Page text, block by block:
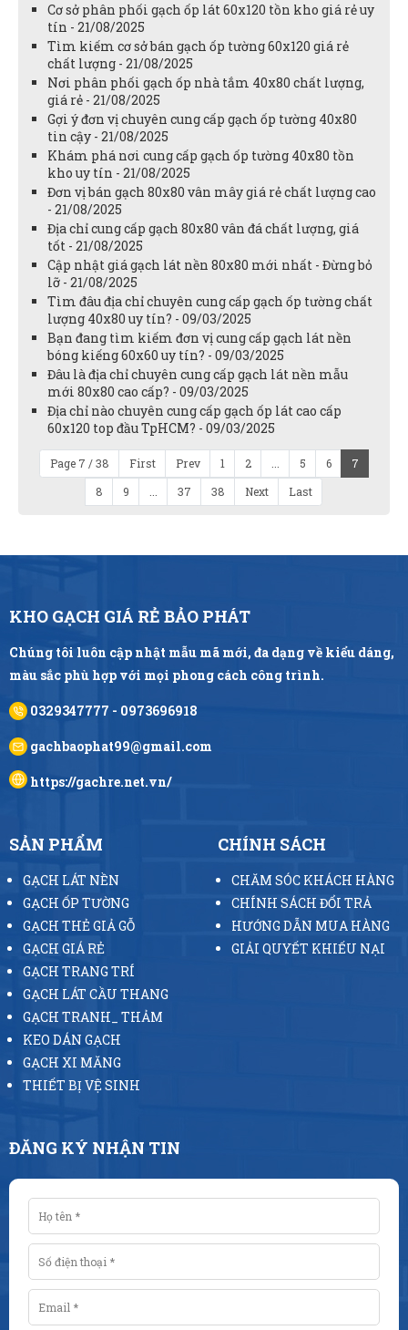
Cơ sở phân phối gạch ốp lát 60x120 tồn kho giá rẻ uy
tín - 21/08/2025
Tìm kiếm cơ sở bán gạch ốp tường 60x120 giá rẻ
chất lượng - 21/08/2025
Nơi phân phối gạch ốp nhà tắm 40x80 chất lượng,
giá rẻ - 21/08/2025
Gợi ý đơn vị chuyên cung cấp gạch ốp tường 40x80
tin cậy - 21/08/2025
Khám phá nơi cung cấp gạch ốp tường 40x80 tồn
kho uy tín - 21/08/2025
Đơn vị bán gạch 80x80 vân mây giá rẻ chất lượng cao
- 21/08/2025
Địa chỉ cung cấp gạch 80x80 vân đá chất lượng, giá
tốt - 21/08/2025
Cập nhật giá gạch lát nền 80x80 mới nhất - Đừng bỏ
lỡ - 21/08/2025
Tìm đâu địa chỉ chuyên cung cấp gạch ốp tường chất
lượng 40x80 uy tín? - 09/03/2025
Bạn đang tìm kiếm đơn vị cung cấp gạch lát nền
bóng kiếng 60x60 uy tín? - 09/03/2025
Đâu là địa chỉ chuyên cung cấp gạch lát nền mẫu
mới 80x80 cao cấp? - 09/03/2025
Địa chỉ nào chuyên cung cấp gạch ốp lát cao cấp
60x120 top đầu TpHCM? - 09/03/2025
Page 7 / 38 First Prev 1 2 ... 5 6
7
8
9 ... 37 38 Next Last
KHO GẠCH GIÁ RẺ BẢO PHÁT
Chúng tôi luôn cập nhật mẫu mã mới, đa dạng về kiểu dáng,
màu sắc phù hợp với mọi phong cách công trình.
0329347777 - 0973696918
gachbaophat99@gmail.com
https://gachre.net.vn/
SẢN PHẨM
GẠCH LÁT NỀN
GẠCH ỐP TƯỜNG
GẠCH THẺ GIẢ GỖ
GẠCH GIÁ RẺ
GẠCH TRANG TRÍ
GẠCH LÁT CẦU THANG
GẠCH TRANH_ THẢM
KEO DÁN GẠCH
GẠCH XI MĂNG
THIẾT BỊ VỆ SINH
CHÍNH SÁCH
CHĂM SÓC KHÁCH HÀNG
CHÍNH SÁCH ĐỔI TRẢ
HƯỚNG DẪN MUA HÀNG
GIẢI QUYẾT KHIẾU NẠI
ĐĂNG KÝ NHẬN TIN